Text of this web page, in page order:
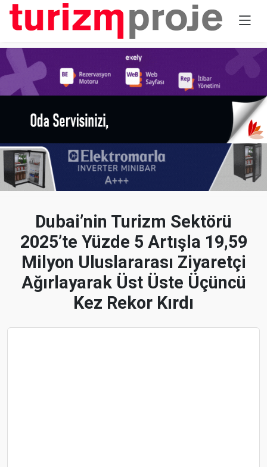
Dubai’nin Turizm Sektörü
2025’te Yüzde 5 Artışla 19,59
Milyon Uluslararası Ziyaretçi
Ağırlayarak Üst Üste Üçüncü
Kez Rekor Kırdı